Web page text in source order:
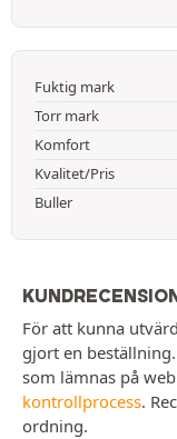
Fuktig mark
Torr mark
Komfort
Kvalitet/Pris
Buller
För att kunna
gjort en
som lämnas på
kontrollprocess.
ordning.